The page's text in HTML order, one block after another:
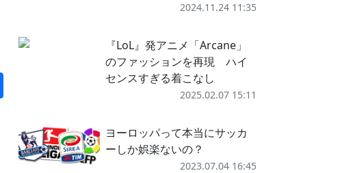
2024.11.24 11:35
『LoL』発アニメ「Arcane」
のファッションを再現 ハイ
センスすぎる着こなし
2025.02.07 15:11
ヨーロッパって本当にサッカ
ーしか娯楽ないの？
2023.07.04 16:45